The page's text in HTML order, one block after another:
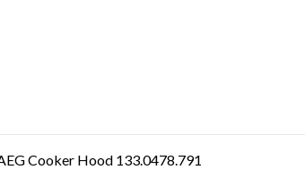
Cooker Hood 133.0478.791